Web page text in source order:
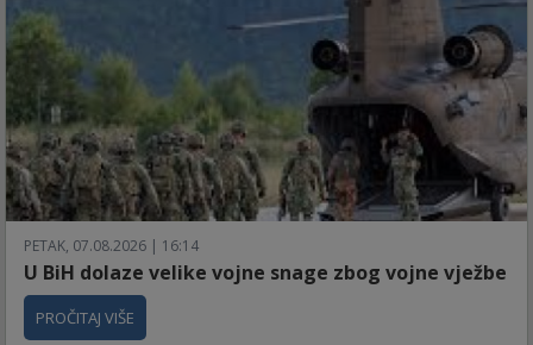
PETAK, 07.08.2026 | 16:14
U BiH dolaze velike vojne snage zbog vojne vježbe
PROČITAJ VIŠE